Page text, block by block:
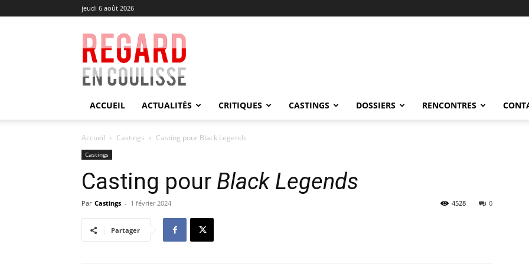
jeudi 6 août 2026
Regard
en
Coulisse
ACCUEIL ACTUALITÉS CRITIQUES CASTINGS DOSSIERS RENCONTRES
Accueil Castings Casting pour Black Legends
Castings
Casting pour Black Legends
Par Castings - 1 février 2024 0
4528
Partager